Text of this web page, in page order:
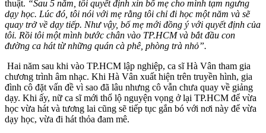
thuật. “Sau 5 năm, tôi quyết định xin bố mẹ cho mình tạm ngưng
dạy học. Lúc đó, tôi nói với mẹ rằng tôi chỉ đi học một năm và sẽ
quay trở về dạy tiếp. Như vậy, bố mẹ mới đồng ý với quyết định của
tôi. Rồi tôi một mình bước chân vào TP.HCM và bắt đầu con
đường ca hát từ những quán cà phê, phòng trà nhỏ”.
Hai năm sau khi vào TP.HCM lập nghiệp, ca sĩ Hà Vân tham gia
chương trình âm nhạc. Khi Hà Vân xuất hiện trên truyền hình, gia
đình cô đặt vấn đề vì sao đã lâu nhưng cô vẫn chưa quay về giảng
dạy. Khi ấy, nữ ca sĩ mới thổ lộ nguyện vọng ở lại TP.HCM để vừa
học vừa hát và tương lai cũng sẽ tiếp tục gắn bó với nơi này để vừa
dạy học, vừa đi hát thỏa đam mê.